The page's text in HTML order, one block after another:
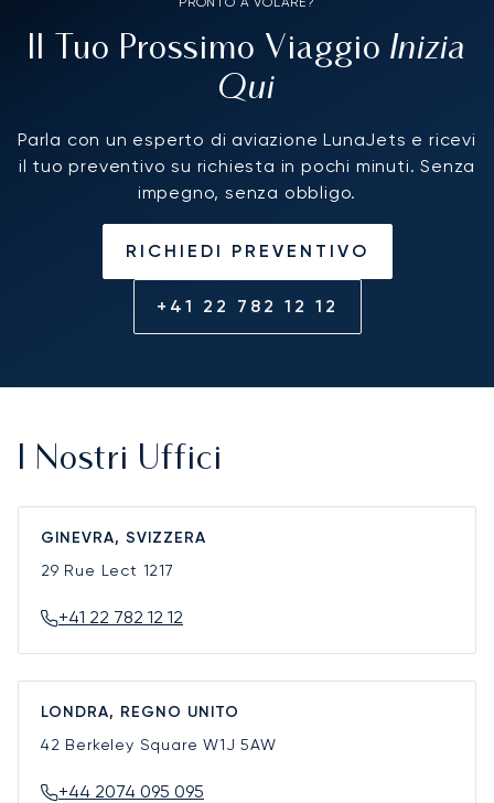
Il Tuo Prossimo Viaggio Inizia
Qui
Parla con un esperto di aviazione LunaJets e ricevi
il tuo preventivo su richiesta in pochi minuti. Senza
impegno, senza obbligo.
RICHIEDI PREVENTIVO
+41 22 782 12 12
I Nostri Uffici
GINEVRA, SVIZZERA
29 Rue Lect 1217
+41 22 782 12 12
LONDRA, REGNO UNITO
42 Berkeley SquareW1J 5AW
+44 2074 095 095